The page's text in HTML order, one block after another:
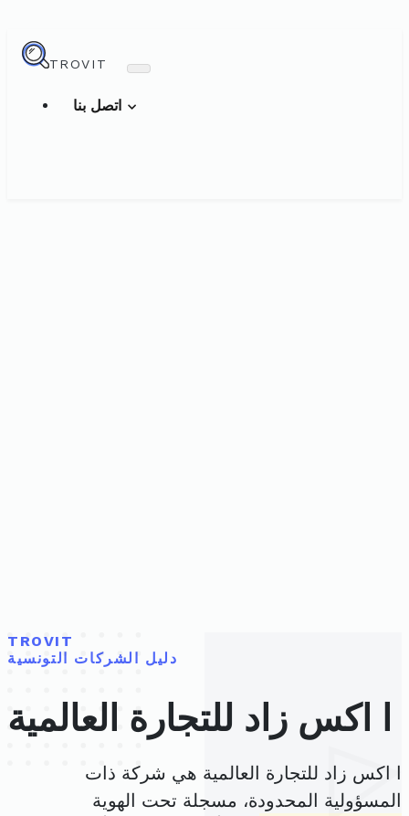
TROVIT
TROVIT
دليل الشركات التونسية
ا اكس زاد للتجارة العالمية
ا اكس زاد للتجارة العالمية هي شركة ذات
المسؤولية المحدودة، مسجلة تحت الهوية